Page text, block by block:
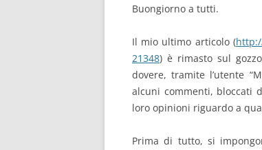
Buongiorno a tutti.
Il mio ultimo articolo (
21348) è rimasto sul
dovere, tramite l’utente
alcuni commenti, bloccati
loro opinioni riguardo a
Prima di tutto, si